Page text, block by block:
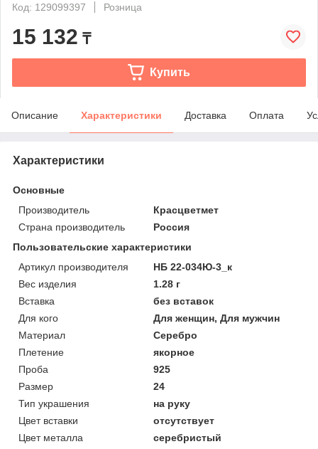
Код: 129099397
Розница
15 132 ₸
Купить
Описание Характеристики Доставка Оплата
Характеристики
Основные
Производитель
Красцветмет
Страна производитель
Россия
Пользовательские характеристики
Артикул производителя
НБ 22-034Ю-3_к
Вес изделия
1.28 г
Вставка
без вставок
Для кого
Для женщин, Для мужчин
Материал
Серебро
Плетение
якорное
Проба
925
Размер
24
Тип украшения
на руку
Цвет вставки
отсутствует
Цвет металла
серебристый